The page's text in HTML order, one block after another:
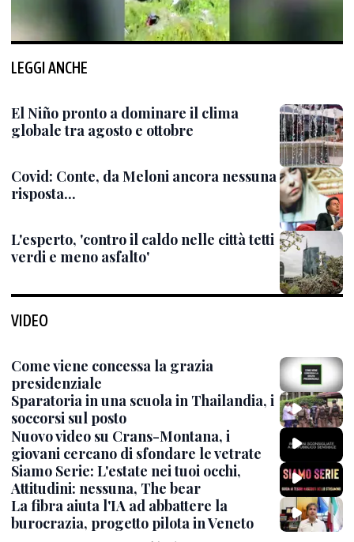
LEGGI ANCHE
El Niño pronto a dominare il clima
globale tra agosto e ottobre
Covid: Conte, da Meloni ancora nessuna
risposta...
L'esperto, 'contro il caldo nelle città tetti
verdi e meno asfalto'
VIDEO
Come viene concessa la grazia
presidenziale
Sparatoria in una scuola in Thailandia, i
soccorsi sul posto
Nuovo video su Crans-Montana, i
giovani cercano di sfondare le vetrate
Siamo Serie: L'estate nei tuoi occhi,
Attitudini: nessuna, The bear
La fibra aiuta l'IA ad abbattere la
burocrazia, progetto pilota in Veneto